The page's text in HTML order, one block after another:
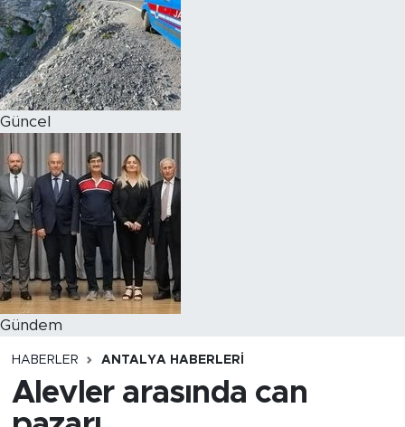
Güncel
Gündem
HABERLER ANTALYA HABERLERI
Alevler arasında can
Magazin
Özel Haber
Politika
Resmi İlanlar
Sağlık
Spor
Turizm